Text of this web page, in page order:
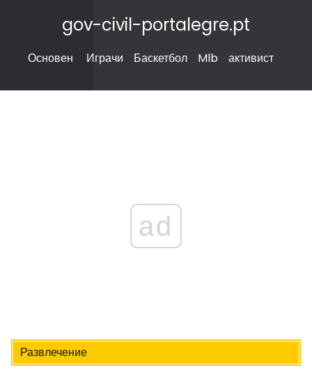
gov-civil-portalegre.pt
Основен Играчи Баскетбол Mlb активист
ad
Развлечение